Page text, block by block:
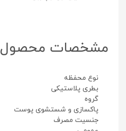
مشخصات محصول
نوع محفظه
بطری پلاستیکی
گروه
پاکسازی و شستشوی پوست
جنسیت مصرف